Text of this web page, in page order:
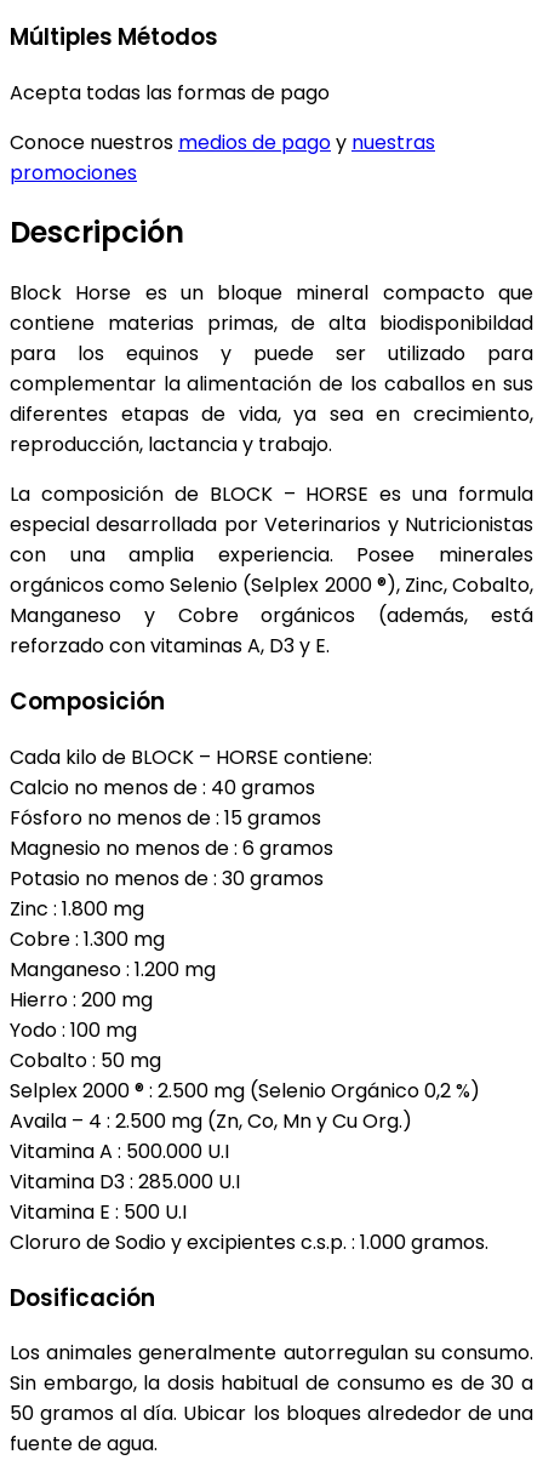
Múltiples Métodos
Acepta todas las formas de pago
Conoce nuestros medios de pagoy nuestras
promociones
Descripción
Block Horse es un bloque mineral compacto que
contiene materias primas, de alta biodisponibildad
para los equinos y puede ser utilizado para
complementar la alimentación de los caballos en sus
diferentes etapas de vida, ya sea en crecimiento,
reproducción, lactancia y trabajo.
La composición de BLOCK – HORSE es una formula
especial desarrollada por Veterinarios y Nutricionistas
con una amplia experiencia. Posee minerales
orgánicos como Selenio (Selplex 2000 ®), Zinc, Cobalto,
Manganeso y Cobre orgánicos (además, está
reforzado con vitaminas A, D3 y E.
Composición
Cada kilo de BLOCK – HORSE contiene:
Calcio no menos de : 40 gramos
Fósforo no menos de : 15 gramos
Magnesio no menos de : 6 gramos
Potasio no menos de : 30 gramos
Zinc : 1.800 mg
Cobre : 1.300 mg
Manganeso : 1.200 mg
Hierro : 200 mg
Yodo : 100 mg
Cobalto : 50 mg
Selplex 2000 ® : 2.500 mg (Selenio Orgánico 0,2 %)
Availa – 4 : 2.500 mg (Zn, Co, Mn y Cu Org.)
Vitamina A : 500.000 U.I
Vitamina D3 : 285.000 U.I
Vitamina E : 500 U.I
Cloruro de Sodio y excipientes c.s.p. : 1.000 gramos.
Dosificación
Los animales generalmente autorregulan su consumo.
Sin embargo, la dosis habitual de consumo es de 30 a
50 gramos al día. Ubicar los bloques alrededor de una
fuente de agua.